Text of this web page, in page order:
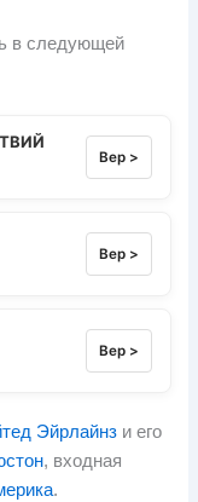
в следующей
Вер >
Вер >
Вер >
Эйрлайнз и его
, входная
.